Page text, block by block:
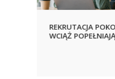
REKRUTACJA
WCIĄŻ